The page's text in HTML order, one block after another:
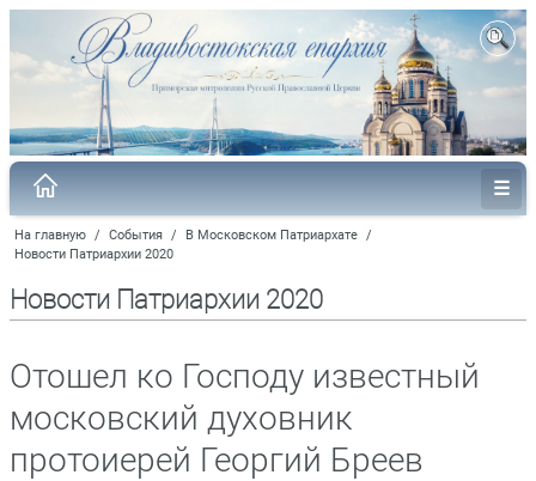
На главную / События / В Московском Патриархате /
Новости Патриархии 2020
Новости Патриархии 2020
Отошел ко Господу известный
московский духовник
протоиерей Георгий Бреев